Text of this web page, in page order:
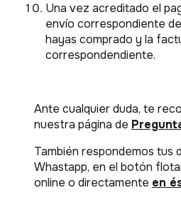
Una vez acreditado el
envío correspondiente
hayas comprado y la
correspondendiente.
Ante cualquier duda, te
nuestra página de
También respondemos tus
Whastapp, en el botón
online o directamente en